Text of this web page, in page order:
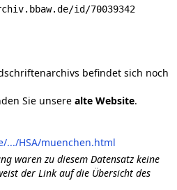
id/70039342
befindet sich noch
Sie unsere alte Website.
.../HSA/muenchen.html
waren zu diesem Datensatz keine
der Link auf die Übersicht des